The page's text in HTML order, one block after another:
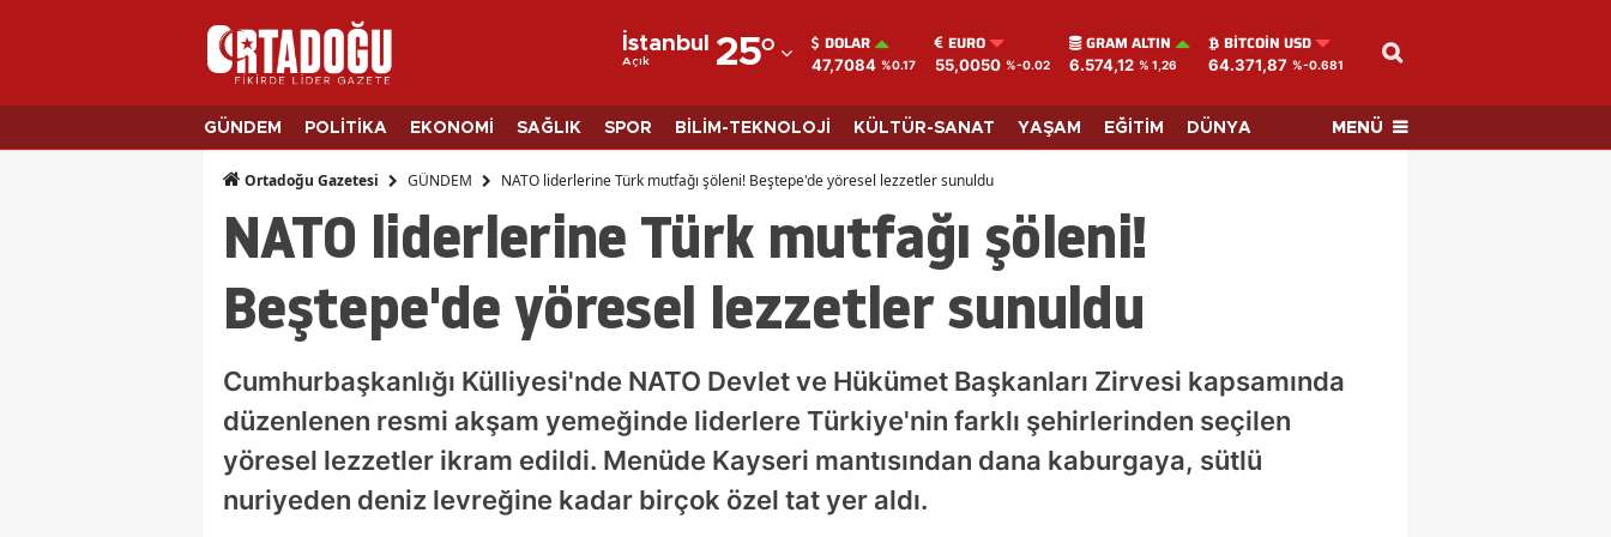
İstanbul
Açık 25°
Adana
Adıyaman
Afyonkarahisar
Ağrı
Ankara
Antalya
Artvin
Aydın
Balıkesir
DOLAR
47,7084 %0.17
EURO
55,0050 %-0.02
GRAM ALTIN
6.574,12 % 1,26
BITCOIN USD
64.371,87 %-0.681
GÜNDEM POLİTİKA EKONOMİ SAĞLIK SPOR BİLİM-TEKNOLOJİ KÜLTÜR-SANAT YAŞAM EĞİTİM DÜNYA MENÜ
Ortadoğu Gazetesi GÜNDEM NATO liderlerine Türk mutfağı şöleni! Beştepe'de yöresel lezzetler sunuldu
NATO liderlerine Türk mutfağı şöleni!
Beştepe'de yöresel lezzetler sunuldu
Cumhurbaşkanlığı Külliyesi'nde NATO Devlet ve Hükümet Başkanları Zirvesi kapsamında
düzenlenen resmi akşam yemeğinde liderlere Türkiye'nin farklı şehirlerinden seçilen
yöresel lezzetler ikram edildi. Menüde Kayseri mantısından dana kaburgaya, sütlü
nuriyeden deniz levreğine kadar birçok özel tat yer aldı.